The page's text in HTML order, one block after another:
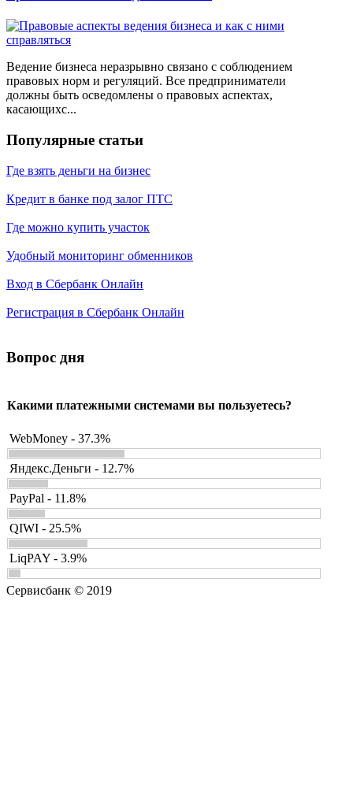
Ведение бизнеса неразрывно связано с соблюдением
правовых норм и регуляций. Все предприниматели
должны быть осведомлены о правовых аспектах,
касающихс...
Популярные статьи
Где взять деньги на бизнес
Кредит в банке под залог ПТС
Где можно купить участок
Удобный мониторинг обменников
Вход в Сбербанк Онлайн
Регистрация в Сбербанк Онлайн
Вопрос дня
Какими платежными системами вы пользуетесь?
WebMoney - 37.3%
Яндекс.Деньги - 12.7%
PayPal - 11.8%
QIWI - 25.5%
LiqPAY - 3.9%
Сервисбанк © 2019